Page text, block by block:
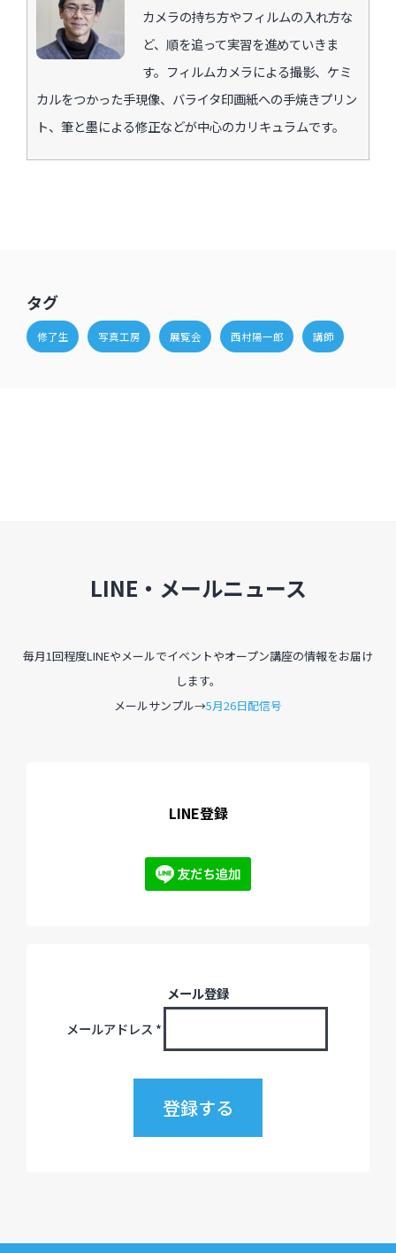
カメラの持ち方やフィルムの入れ方な
ど、順を追って実習を進めていきま
す。フィルムカメラによる撮影、ケミ
カルをつかった手現像、バライタ印画紙への手焼きプリン
ト、筆と墨による修正などが中心のカリキュラムです。
タグ
修了生 写真工房 展覧会 西村陽一郎 講師
LINE・メールニュース
毎月1回程度LINEやメールでイベントやオープン講座の情報をお届け
します。
メールサンプル→5月26日配信号
LINE登録
メール登録
メールアドレス *